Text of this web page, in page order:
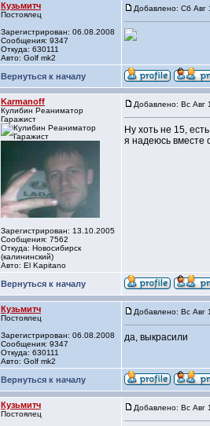
Кузьмитч
Постоялец
Зарегистрирован: 06.08.2008
Сообщения: 9347
Откуда: 630111
Авто: Golf mk2
Добавлено: Сб Авг
Вернуться к началу
Karmanoff
Кулибин Реаниматор
Гаражист
Зарегистрирован: 13.10.2005
Сообщения: 7562
Откуда: Новосибирск
(калининский)
Авто: El Kapitano
Добавлено: Вс Авг
Ну хоть не 15,
я надеюсь вместе
Вернуться к началу
Кузьмитч
Постоялец
Зарегистрирован: 06.08.2008
Сообщения: 9347
Откуда: 630111
Авто: Golf mk2
Добавлено: Вс Авг
да, выкрасили
Вернуться к началу
Кузьмитч
Постоялец
Добавлено: Вс Авг